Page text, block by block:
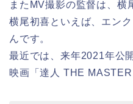
またMV撮影の監督は、横
横尾初喜といえば、エン
んです。
最近では、来年2021年公
映画「達人 THE MASTER